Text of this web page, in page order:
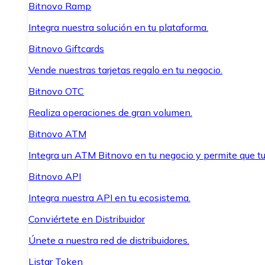
Bitnovo Ramp
Integra nuestra solución en tu plataforma.
Bitnovo Giftcards
Vende nuestras tarjetas regalo en tu negocio.
Bitnovo OTC
Realiza operaciones de gran volumen.
Bitnovo ATM
Integra un ATM Bitnovo en tu negocio y permite que
Bitnovo API
Integra nuestra API en tu ecosistema.
Conviértete en Distribuidor
Únete a nuestra red de distribuidores.
Listar Token